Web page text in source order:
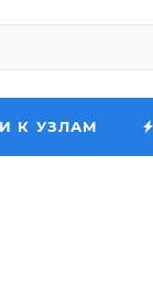
К УЗЛАМ